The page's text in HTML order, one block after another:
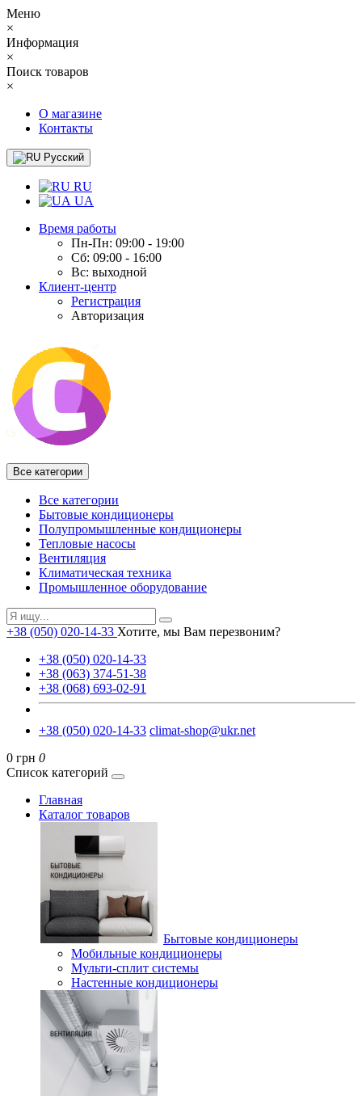
Меню
×
Информация
×
Поиск товаров
×
О магазине
Контакты
Русский
RU
UA
Время работы
Пн-Пн: 09:00 - 19:00
Сб: 09:00 - 16:00
Вс: выходной
Клиент-центр
Регистрация
Авторизация
Все категории
Все категории
Бытовые кондиционеры
Полупромышленные кондиционеры
Тепловые насосы
Вентиляция
Климатическая техника
Промышленное оборудование
+38 (050) 020-14-33 Хотите, мы Вам перезвоним?
+38 (050) 020-14-33
+38 (063) 374-51-38
+38 (068) 693-02-91
+38 (050) 020-14-33 climat-shop@ukr.net
0 грн 0
Список категорий
Главная
Каталог товаров
Бытовые кондиционеры
Мобильные кондиционеры
Мульти-сплит системы
Настенные кондиционеры